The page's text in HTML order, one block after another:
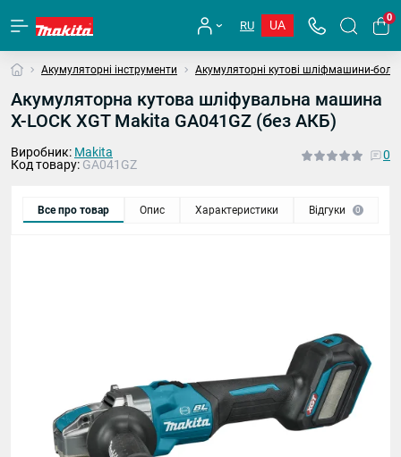
RU UA
0
Акумуляторні інструменти Акумуляторні кутові шліфмашини-
Акумуляторна кутова шліфувальна машина
X-LOCK XGT Makita GA041GZ (без АКБ)
Виробник: Makita
Код товару: GA041GZ
0
Все про товар Опис Характеристики Відгуки 0